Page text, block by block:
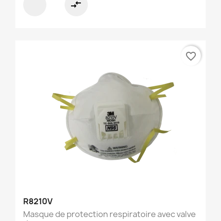
compare_arrows
R8210V
Masque de protection respiratoire avec valve
favorite_border